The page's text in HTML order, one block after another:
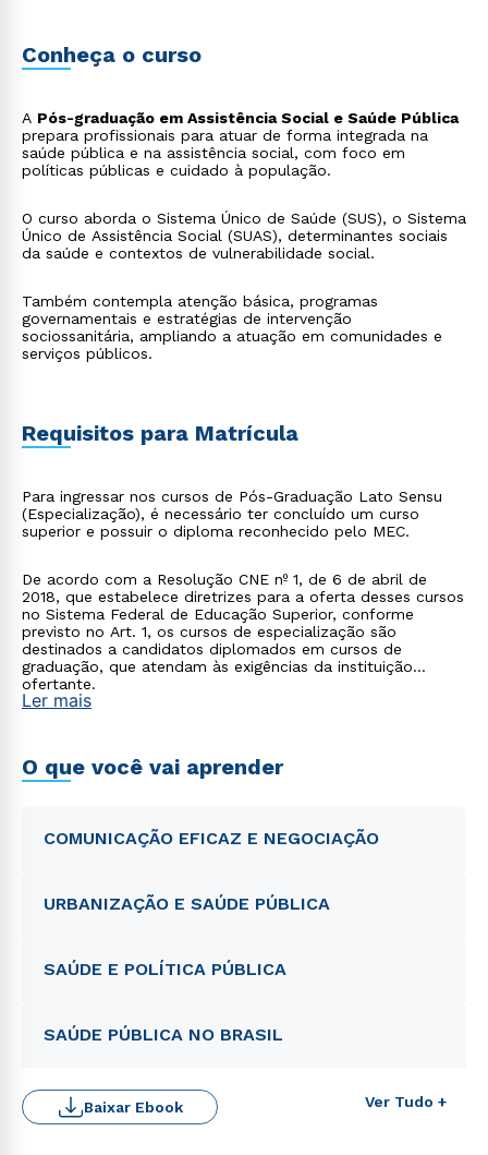
Conheça o curso
A Pós-graduação em Assistência Social e Saúde Pública
prepara profissionais para atuar de forma integrada na
saúde pública e na assistência social, com foco em
políticas públicas e cuidado à população.
O curso aborda o Sistema Único de Saúde (SUS), o Sistema
Único de Assistência Social (SUAS), determinantes sociais
da saúde e contextos de vulnerabilidade social.
Também contempla atenção básica, programas
governamentais e estratégias de intervenção
sociossanitária, ampliando a atuação em comunidades e
serviços públicos.
Requisitos para Matrícula
Para ingressar nos cursos de Pós-Graduação Lato Sensu
(Especialização), é necessário ter concluído um curso
superior e possuir o diploma reconhecido pelo MEC.
De acordo com a Resolução CNE nº 1, de 6 de abril de
2018, que estabelece diretrizes para a oferta desses cursos
no Sistema Federal de Educação Superior, conforme
previsto no Art. 1, os cursos de especialização são
destinados a candidatos diplomados em cursos de
graduação, que atendam às exigências da instituição
ofertante.
Ler mais
O que você vai aprender
COMUNICAÇÃO EFICAZ E NEGOCIAÇÃO
URBANIZAÇÃO E SAÚDE PÚBLICA
SAÚDE E POLÍTICA PÚBLICA
SAÚDE PÚBLICA NO BRASIL
Ver Tudo +
Baixar Ebook